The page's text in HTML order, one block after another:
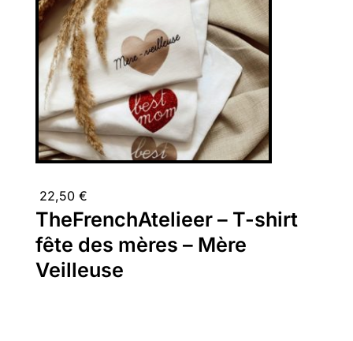
22,50 €
TheFrenchAtelieer – T-shirt
fête des mères – Mère
Veilleuse